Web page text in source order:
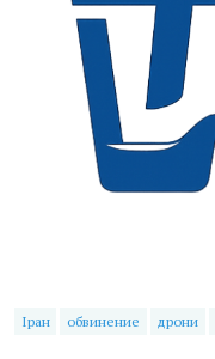
Іран обвинение дрони